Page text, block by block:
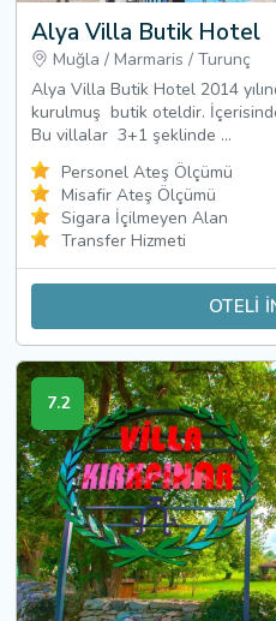
Alya Villa Butik Hotel
Muğla / Marmaris / Turunç
Alya Villa Butik Hotel 2014
kurulmuş butik oteldir.
Bu villalar 3+1 şeklinde ...
Personel Ateş Ölçümü
Misafir Ateş Ölçümü
Sigara İçilmeyen Alan
Transfer Hizmeti
OTELİ
7.2